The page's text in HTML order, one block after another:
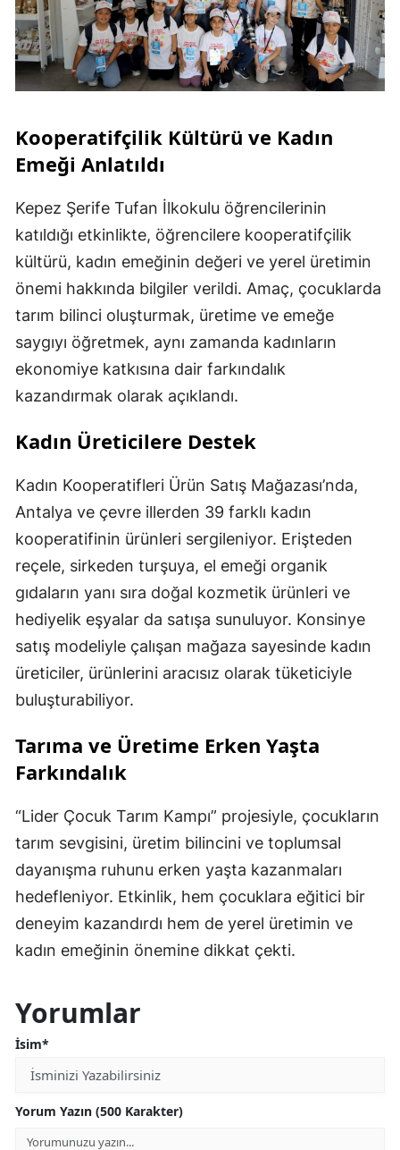
Kooperatifçilik Kültürü ve Kadın
Emeği Anlatıldı
Kepez Şerife Tufan İlkokulu öğrencilerinin
katıldığı etkinlikte, öğrencilere kooperatifçilik
kültürü, kadın emeğinin değeri ve yerel üretimin
önemi hakkında bilgiler verildi. Amaç, çocuklarda
tarım bilinci oluşturmak, üretime ve emeğe
saygıyı öğretmek, aynı zamanda kadınların
ekonomiye katkısına dair farkındalık
kazandırmak olarak açıklandı.
Kadın Üreticilere Destek
Kadın Kooperatifleri Ürün Satış Mağazası’nda,
Antalya ve çevre illerden 39 farklı kadın
kooperatifinin ürünleri sergileniyor. Erişteden
reçele, sirkeden turşuya, el emeği organik
gıdaların yanı sıra doğal kozmetik ürünleri ve
hediyelik eşyalar da satışa sunuluyor. Konsinye
satış modeliyle çalışan mağaza sayesinde kadın
üreticiler, ürünlerini aracısız olarak tüketiciyle
buluşturabiliyor.
Tarıma ve Üretime Erken Yaşta
Farkındalık
“Lider Çocuk Tarım Kampı” projesiyle, çocukların
tarım sevgisini, üretim bilincini ve toplumsal
dayanışma ruhunu erken yaşta kazanmaları
hedefleniyor. Etkinlik, hem çocuklara eğitici bir
deneyim kazandırdı hem de yerel üretimin ve
kadın emeğinin önemine dikkat çekti.
Yorumlar
İsim*
Yorum Yazın (500 Karakter)